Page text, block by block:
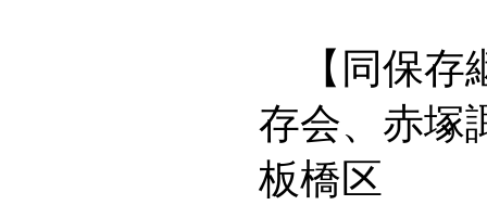
【同保存
存会、赤塚
板橋区